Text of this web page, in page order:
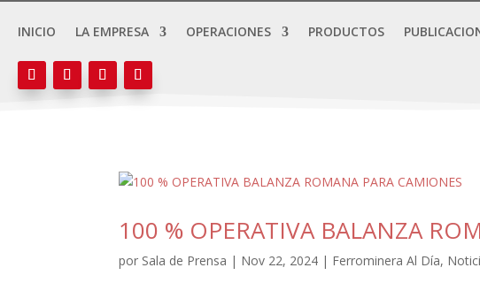
INICIO LA EMPRESA OPERACIONES PRODUCTOS
100 % OPERATIVA BALANZA
por Sala de Prensa | Nov 22, 2024 | Ferrominera Al Día,